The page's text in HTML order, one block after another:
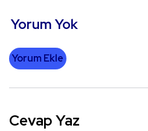
Yorum Yok
Yorum Ekle
Cevap Yaz